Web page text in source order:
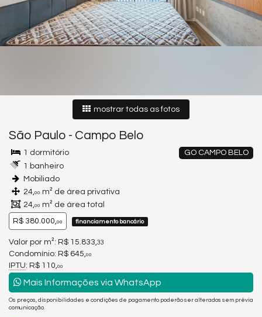
mostrar todas as fotos
São Paulo - Campo Belo
GO CAMPO BELO
1 dormitório
1 banheiro
Mobiliado
24,00 m² de área privativa
24,00 m² de área total
R$ 380.000,00 financiamento bancário
Valor por m²: R$ 15.833, 33
Condomínio: R$ 645, 00
IPTU: R$ 110, 00
Mais Informações via WhatsApp
Os preços, disponibilidades e condições de pagamento poderão ser alterados sem prévia
comunicação.